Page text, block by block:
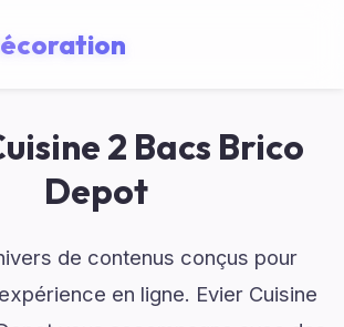
2 Bacs Brico
Depot
de contenus conçus pour
en ligne. Evier Cuisine